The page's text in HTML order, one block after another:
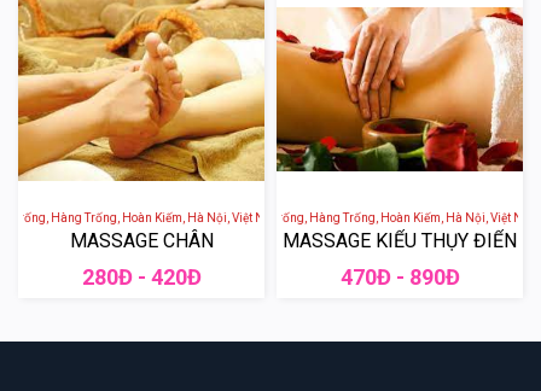
Hàng Trống, Hoàn Kiếm, Hà Nội, Việt Nam
MASSAGE CHÂN
280Đ - 420Đ
SOL SPA - 65 Phố Hàng Trống, Hàng Trống, Hoàn Kiếm, Hà Nội, Việt Nam
MASSAGE KIỂU THỤY ĐIỂN
470Đ - 890Đ